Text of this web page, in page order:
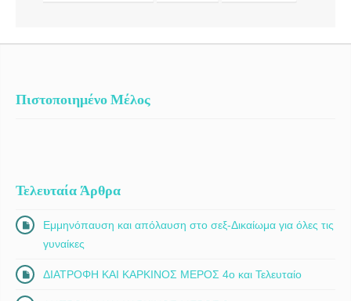
Πιστοποιημένο Μέλος
Τελευταία Άρθρα
Εμμηνόπαυση και απόλαυση στο σεξ-Δικαίωμα για όλες τις
γυναίκες
ΔΙΑΤΡΟΦΗ ΚΑΙ ΚΑΡΚΙΝΟΣ ΜΕΡΟΣ 4ο και Τελευταίο